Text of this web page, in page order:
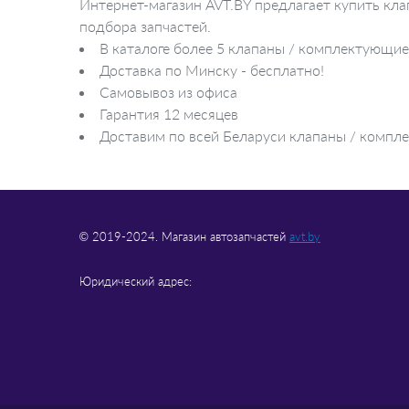
отделения
Освещение регулировки
вентиляции
Интернет-магазин AVT.BY предлагает купить
подбора запчастей.
В каталоге более 5 клапаны /
Доставка по Минску - бесплатно!
Самовывоз из офиса
Гарантия 12 месяцев
Доставим по всей Беларуси клапаны /
© 2019-2024. Магазин автозапчастей avt.by
Юридический адрес: